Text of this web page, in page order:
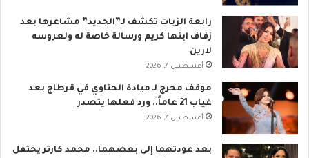
رابعة الزيات تكشف لـ”الجديد” مشاعرها بعد
زفاف ابنها كريم ورسالة خاصة له ولعروسه
لارين
أغسطس 7, 2026
موقف محرج لـ ميادة الحناوي في قرطاج بعد
غياب 21 عاماً.. ورد فعلها يتصدر
أغسطس 7, 2026
بعد عودتهما إلى بعضهما.. محمد كارتر يحتفل